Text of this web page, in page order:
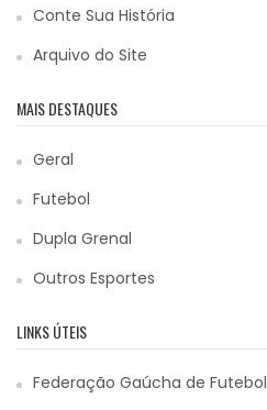
Conte Sua História
Arquivo do Site
MAIS DESTAQUES
Geral
Futebol
Dupla Grenal
Outros Esportes
LINKS ÚTEIS
Federação Gaúcha de Futebol